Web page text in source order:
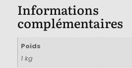
Informations
complémentaires
Poids
1 kg